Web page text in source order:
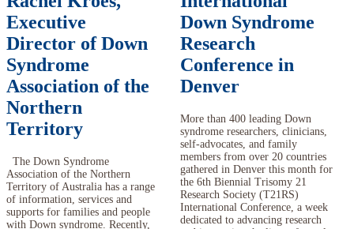
Executive
Director of Down
Syndrome
Association of the
Northern
Territory
The Down Syndrome
Association of the Northern
Territory of Australia has a range
of information, services and
supports for families and people
with Down syndrome. Recently,
Down Syndrome
Research
Conference in
Denver
More than 400 leading Down
syndrome researchers, clinicians,
self-advocates, and family
members from over 20 countries
gathered in Denver this month for
the 6th Biennial Trisomy 21
Research Society (T21RS)
International Conference, a week
dedicated to advancing research